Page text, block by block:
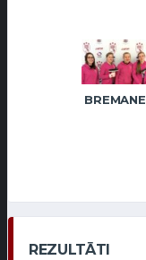
BREMANE
REZULTĀTI